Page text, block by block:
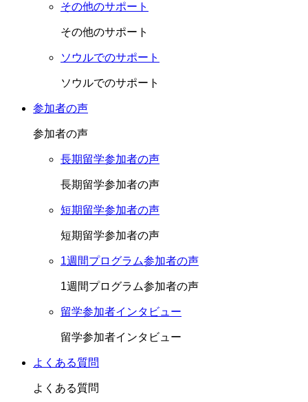
その他のサポート
その他のサポート
ソウルでのサポート
ソウルでのサポート
参加者の声
参加者の声
長期留学参加者の声
長期留学参加者の声
短期留学参加者の声
短期留学参加者の声
1週間プログラム参加者の声
1週間プログラム参加者の声
留学参加者インタビュー
留学参加者インタビュー
よくある質問
よくある質問